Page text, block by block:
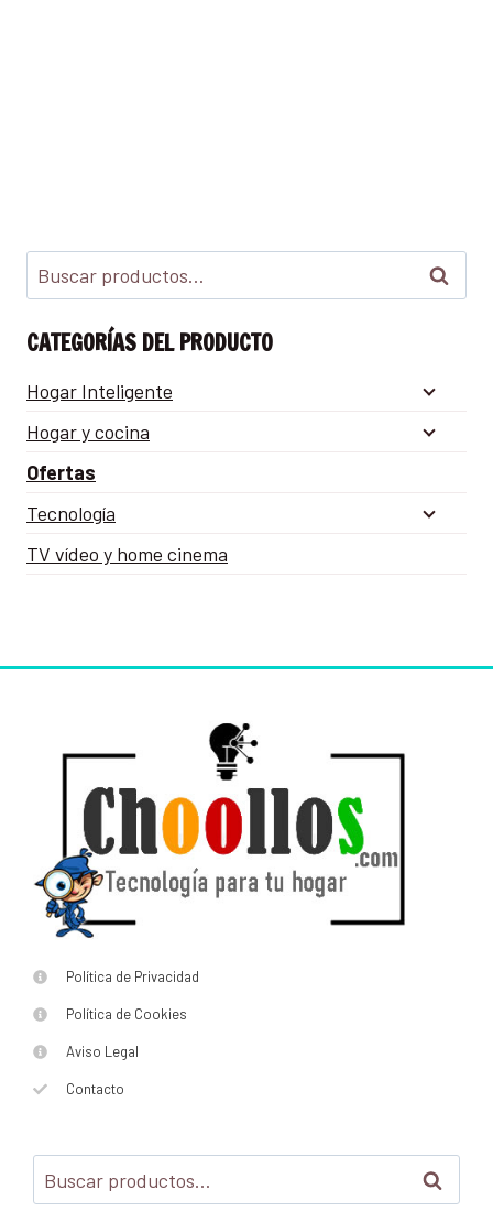
Buscar
CATEGORÍAS DEL PRODUCTO
Hogar Inteligente
Hogar y cocina
Ofertas
Tecnología
TV vídeo y home cinema
Política de Privacidad
Política de Cookies
Aviso Legal
Contacto
Buscar